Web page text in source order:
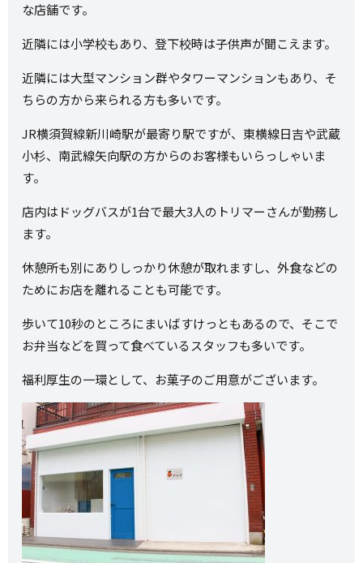
な店舗です。
近隣には小学校もあり、登下校時は子供声が聞こえます。
近隣には大型マンション群やタワーマンションもあり、そ
ちらの方から来られる方も多いです。
JR横須賀線新川崎駅が最寄り駅ですが、東横線日吉や武蔵
小杉、南武線矢向駅の方からのお客様もいらっしゃいま
す。
店内はドッグバスが1台で最大3人のトリマーさんが勤務し
ます。
休憩所も別にありしっかり休憩が取れますし、外食などの
ためにお店を離れることも可能です。
歩いて10秒のところにまいばすけっともあるので、そこで
お弁当などを買って食べているスタッフも多いです。
福利厚生の一環として、お菓子のご用意がございます。